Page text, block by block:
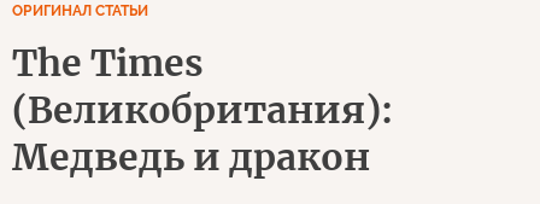
ОРИГИНАЛ СТАТЬИ
The Times
(Великобритания):
Медведь и дракон